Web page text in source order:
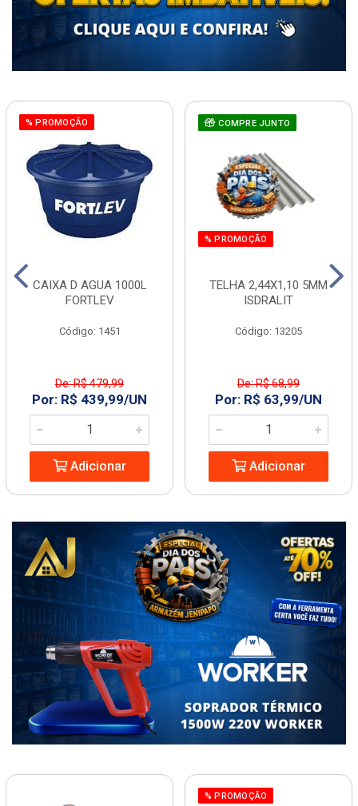
% PROMOÇÃO
CAIXA D AGUA 1000L
FORTLEV
Código: 1451
De: R$ 479,99
Por: R$ 439,99/UN
Adicionar
COMPRE JUNTO
% PROMOÇÃO
TELHA 2,44X1,10 5MM
ISDRALIT
Código: 13205
De: R$ 68,99
Por: R$ 63,99/UN
Adicionar
% PROMOÇÃO